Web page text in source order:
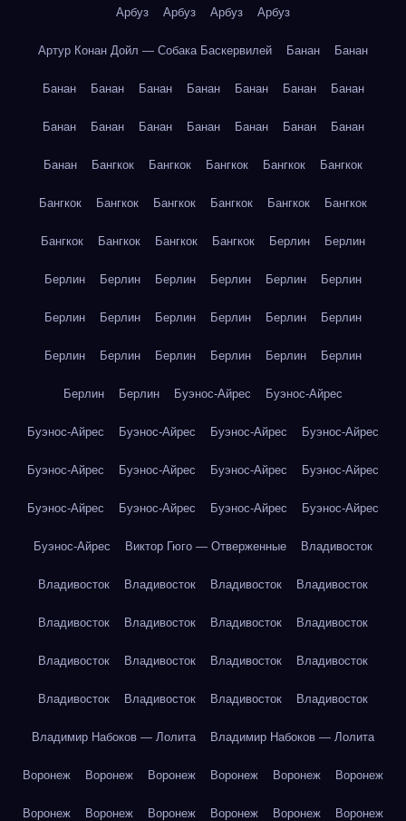
Арбуз Арбуз Арбуз Арбуз
Артур Конан Дойл — Собака Баскервилей Банан Банан
Банан Банан Банан Банан Банан Банан Банан
Банан Банан Банан Банан Банан Банан Банан
Банан Бангкок Бангкок Бангкок Бангкок Бангкок
Бангкок Бангкок Бангкок Бангкок Бангкок Бангкок
Бангкок Бангкок Бангкок Бангкок Берлин Берлин
Берлин Берлин Берлин Берлин Берлин Берлин
Берлин Берлин Берлин Берлин Берлин Берлин
Берлин Берлин Берлин Берлин Берлин Берлин
Берлин Берлин Буэнос-Айрес Буэнос-Айрес
Буэнос-Айрес Буэнос-Айрес Буэнос-Айрес Буэнос-Айрес
Буэнос-Айрес Буэнос-Айрес Буэнос-Айрес Буэнос-Айрес
Буэнос-Айрес Буэнос-Айрес Буэнос-Айрес Буэнос-Айрес
Буэнос-Айрес Виктор Гюго — Отверженные Владивосток
Владивосток Владивосток Владивосток Владивосток
Владивосток Владивосток Владивосток Владивосток
Владивосток Владивосток Владивосток Владивосток
Владивосток Владивосток Владивосток Владивосток
Владимир Набоков — Лолита Владимир Набоков — Лолита
Воронеж Воронеж Воронеж Воронеж Воронеж Воронеж
Воронеж Воронеж Воронеж Воронеж Воронеж Воронеж